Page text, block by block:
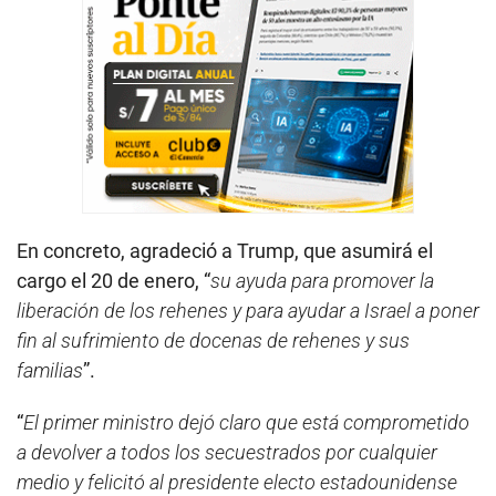
En concreto, agradeció a Trump, que asumirá el
cargo el 20 de enero, “su ayuda para promover la
liberación de los rehenes y para ayudar a Israel a poner
fin al sufrimiento de docenas de rehenes y sus
familias”.
“El primer ministro dejó claro que está comprometido
a devolver a todos los secuestrados por cualquier
medio y felicitó al presidente electo estadounidense